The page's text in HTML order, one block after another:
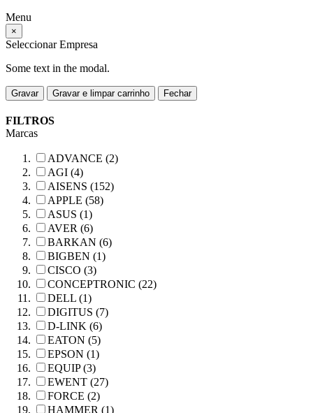
Menu
×
Seleccionar Empresa
Some text in the modal.
Gravar Gravar e limpar carrinho Fechar
FILTROS
Marcas
ADVANCE (2)
AGI (4)
AISENS (152)
APPLE (58)
ASUS (1)
AVER (6)
BARKAN (6)
BIGBEN (1)
CISCO (3)
CONCEPTRONIC (22)
DELL (1)
DIGITUS (7)
D-LINK (6)
EATON (5)
EPSON (1)
EQUIP (3)
EWENT (27)
FORCE (2)
HAMMER (1)